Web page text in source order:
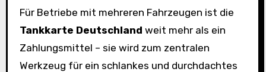
Für Betriebe mit mehreren Fahrzeugen ist die
Tankkarte Deutschland weit mehr als ein
Zahlungsmittel – sie wird zum zentralen
Werkzeug für ein schlankes und durchdachtes